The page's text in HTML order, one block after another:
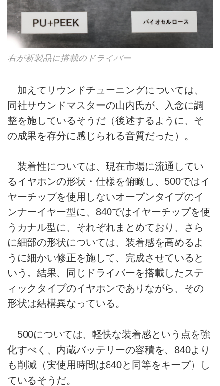
右が新製品に搭載のドライバー
加えてサウンドチューニングについては、
同社サウンドマスターの山内氏が、入念に調
整を施しているそうだ（後述するように、そ
の成果を存分に感じられる音質だった）。
装着性については、現在市場に流通してい
るイヤホンの形状・仕様を俯瞰し、500ではイ
ヤーチップを使用しないオープンタイプのイ
ンナーイヤー型に、840ではイヤーチップを使
うカナル型に、それぞれまとめており、さら
に細部の形状については、装着感を高めるよ
うに細かい修正を施して、完成させていると
いう。結果、同じドライバーを搭載したステ
ィックタイプのイヤホンでありながら、その
形状は結構異なっている。
500については、軽快な装着感という点を強
化すべく、内蔵バッテリーの容積を、840より
も削減（実使用時間は840と同等をキープ）し
ているそうだ。